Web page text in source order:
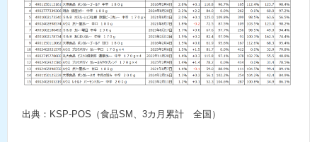
出典：KSP-POS（食品SM、3カ月累計 全国）